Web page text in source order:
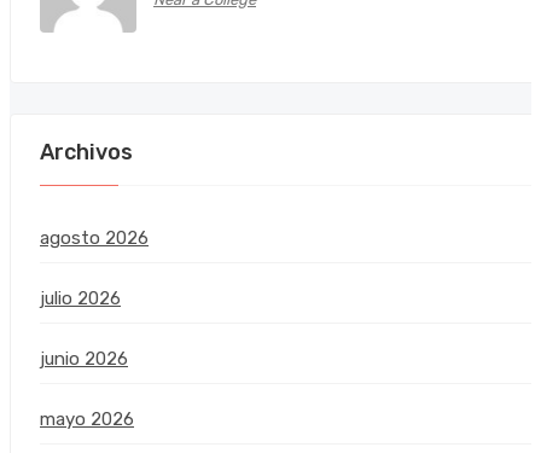
Archivos
agosto 2026
julio 2026
junio 2026
mayo 2026